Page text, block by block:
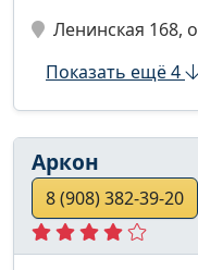
Ленинская 168,
Показать ещё 4
Аркон
8 (908) 382-39-20